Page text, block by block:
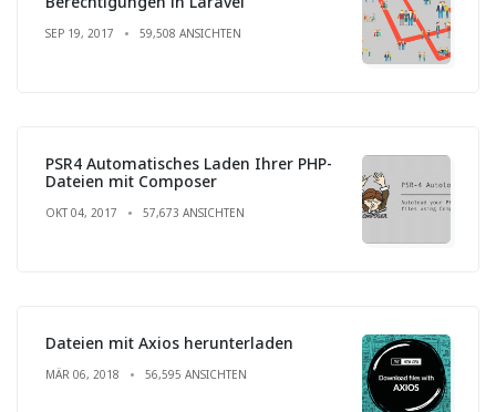
SEP 19, 2017 59,508 ANSICHTEN
PSR4 Automatisches Laden Ihrer PHP-
Dateien mit Composer
OKT 04, 2017 57,673 ANSICHTEN
Dateien mit Axios herunterladen
MÄR 06, 2018 56,595 ANSICHTEN